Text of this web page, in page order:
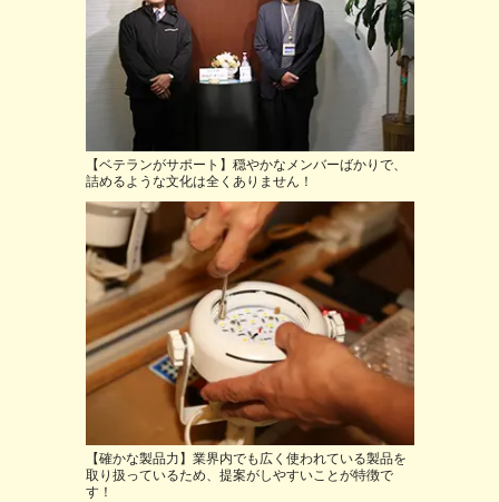
【ベテランがサポート】穏やかなメンバーばかりで、
詰めるような文化は全くありません！
【確かな製品力】業界内でも広く使われている製品を
取り扱っているため、提案がしやすいことが特徴で
す！